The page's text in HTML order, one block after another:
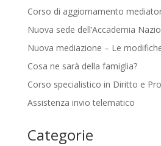
Corso di aggiornamento
Nuova sede dell’Accademia
Nuova mediazione – Le
Cosa ne sarà della famiglia?
Corso specialistico in Diritto e
Assistenza invio telematico
Categorie